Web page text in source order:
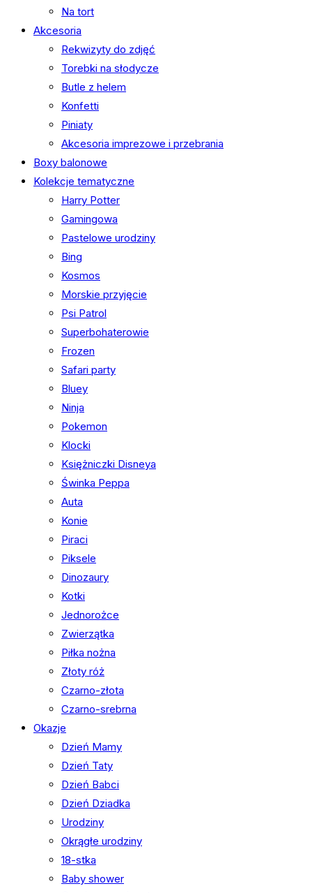
Na tort
Akcesoria
Rekwizyty do zdjęć
Torebki na słodycze
Butle z helem
Konfetti
Piniaty
Akcesoria imprezowe i przebrania
Boxy balonowe
Kolekcje tematyczne
Harry Potter
Gamingowa
Pastelowe urodziny
Bing
Kosmos
Morskie przyjęcie
Psi Patrol
Superbohaterowie
Frozen
Safari party
Bluey
Ninja
Pokemon
Klocki
Księżniczki Disneya
Świnka Peppa
Auta
Konie
Piraci
Piksele
Dinozaury
Kotki
Jednorożce
Zwierzątka
Piłka nożna
Złoty róż
Czarno-złota
Czarno-srebrna
Okazje
Dzień Mamy
Dzień Taty
Dzień Babci
Dzień Dziadka
Urodziny
Okrągłe urodziny
18-stka
Baby shower